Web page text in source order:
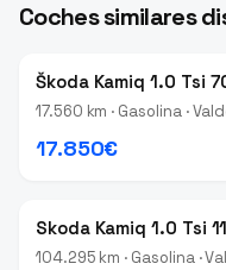
Coches similares
Škoda Kamiq 1.0 Tsi
17.560 km · Gasolina ·
17.850€
Skoda Kamiq 1.0 Tsi
104.295 km · Gasolina ·